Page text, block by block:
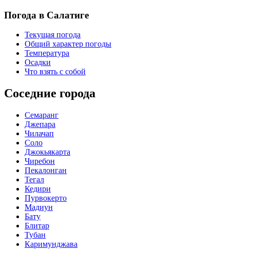
Погода в Салатиге
Текущая погода
Общий характер погоды
Температура
Осадки
Что взять с собой
Соседние города
Семаранг
Джепара
Чилачап
Соло
Джокьякарта
Чиребон
Пекалонган
Тегал
Кедири
Пурвокерто
Мадиун
Бату
Блитар
Тубан
Каримунджава